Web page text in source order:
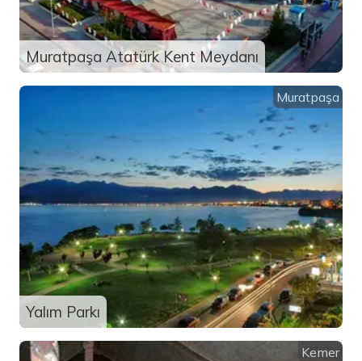
Muratpaşa Atatürk Kent Meydanı
Yalım Parkı
Muratpaşa
Kemer